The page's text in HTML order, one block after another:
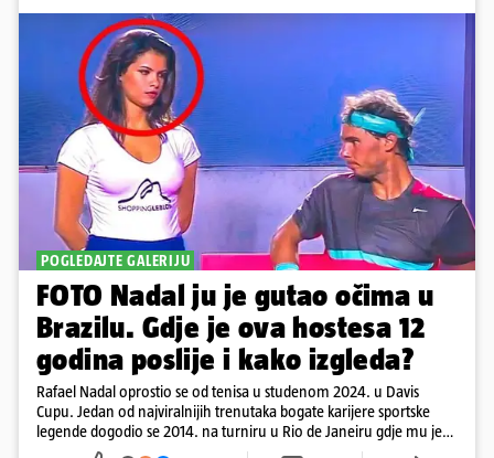
POGLEDAJTE GALERIJU
FOTO Nadal ju je gutao očima u
Brazilu. Gdje je ova hostesa 12
godina poslije i kako izgleda?
Rafael Nadal oprostio se od tenisa u studenom 2024. u Davis
Cupu. Jedan od najviralnijih trenutaka bogate karijere sportske
legende dogodio se 2014. na turniru u Rio de Janeiru gdje mu je
pažnju odvlačila ljepotica iza klupe